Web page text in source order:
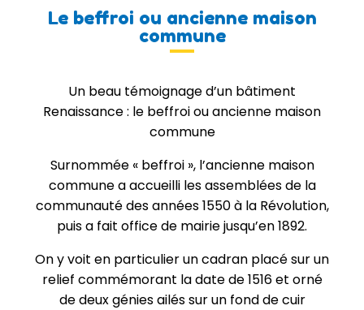
Le beffroi ou ancienne maison
commune
Un beau témoignage d’un bâtiment
Renaissance : le beffroi ou ancienne maison
commune
Surnommée « beffroi », l’ancienne maison
commune a accueilli les assemblées de la
communauté des années 1550 à la Révolution,
puis a fait office de mairie jusqu’en 1892.
On y voit en particulier un cadran placé sur un
relief commémorant la date de 1516 et orné
de deux génies ailés sur un fond de cuir